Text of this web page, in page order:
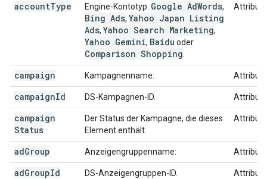
accountType Engine-Kontotyp: Google AdWords,
Bing Ads, Yahoo Japan Listing
Ads, Yahoo Search Marketing,
Yahoo Gemini, Baidu oder
Comparison Shopping
Attribut
campaign Kampagnenname: Attribut
campaignId DS-Kampagnen-ID. Attribut
campaign
Status
Der Status der Kampagne, die dieses
Element enthält.
Attribut
adGroup Anzeigengruppenname: Attribut
adGroupId DS-Anzeigengruppen-ID. Attribut